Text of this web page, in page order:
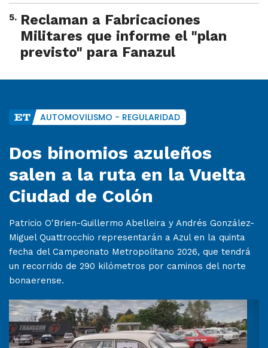
5. Reclaman a Fabricaciones
Militares que informe el "plan
previsto" para Fanazul
AUTOMOVILISMO - REGULARIDAD
Dos binomios azuleños
salen a la ruta en la Vuelta
Ciudad de Colón
Patricio O'Brien-Guillermo Abelleira y Andrés González-
Miguel Quattrocchio representarán a Azul en la quinta
fecha del Campeonato Metropolitano 2026, que tendrá
un recorrido de 290 kilómetros por caminos del norte
bonaerense.